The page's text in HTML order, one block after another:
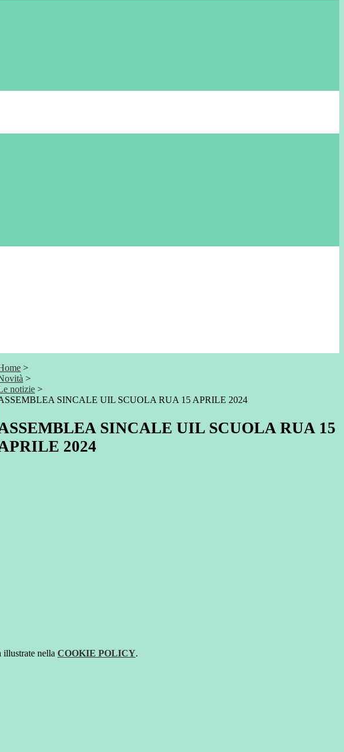
>
>
notizie >
SINCALE UIL SCUOLA RUA 15 APRILE 2024
SINCALE UIL SCUOLA RUA 15
2024
illustrate nella COOKIE POLICY.